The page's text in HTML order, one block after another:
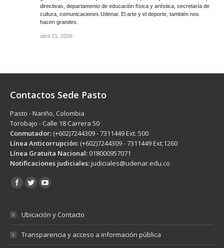
directivas, departamento de educación física y artística, secretaría de
cultura, comunicaciones Udenar. El arte y el deporte, también nos
hacen grandes.
abril 21, 2026
Contactos Sede Pasto
Pasto - Nariño, Colombia
Torobajo - Calle 18 Carrera 50
Conmutador: (+602)7244309 - 7311449 Ext. 500
Línea Anticorrupción: (+602)7244309 - 7311449 Ext.1260
Línea Gratuita Nacional: 018000957071
Notificaciones judiciales:judiciales@udenar.edu.co
Encuéntranos en:
Ubicación y Contacto
Transparencia y acceso a información pública